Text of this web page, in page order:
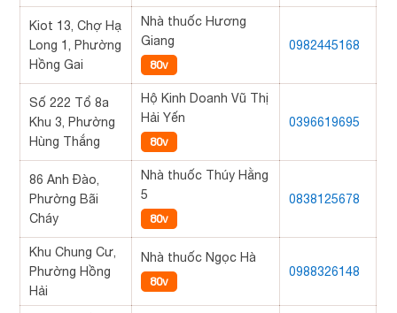
Kiot 13, Chợ Hạ
Long 1, Phường
Hồng Gai
Nhà thuốc Hương
Giang
80v
0982445168
Số 222 Tổ 8a
Khu 3, Phường
Hùng Thắng
Hộ Kinh Doanh Vũ Thị
Hải Yến
80v
0396619695
86 Anh Đào,
Phường Bãi
Cháy
Nhà thuốc Thúy Hằng
5
80v
0838125678
Khu Chung Cư,
Phường Hồng
Hải
Nhà thuốc Ngọc Hà
80v
0988326148